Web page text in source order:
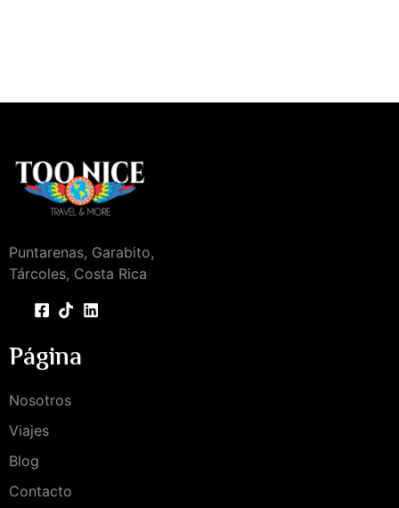
Puntarenas, Garabito,
Tárcoles, Costa Rica
Página
Nosotros
Viajes
Blog
Contacto